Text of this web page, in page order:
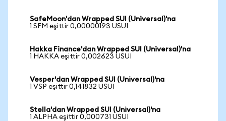
SafeMoon'dan Wrapped SUI (Universal)'na
1 SFM eşittir 0,00000193 USUI
Hakka Finance'dan Wrapped SUI (Universal)'na
1 HAKKA eşittir 0,002623 USUI
Vesper'dan Wrapped SUI (Universal)'na
1 VSP eşittir 0,141832 USUI
Stella'dan Wrapped SUI (Universal)'na
1 ALPHA eşittir 0,000731 USUI